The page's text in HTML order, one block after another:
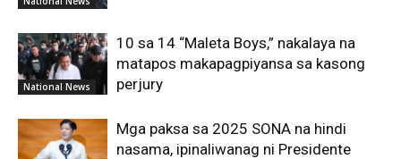
National News
10 sa 14 “Maleta Boys,” nakalaya na
matapos makapagpiyansa sa kasong
perjury
Mga paksa sa 2025 SONA na hindi
nasama, ipinaliwanag ni Presidente